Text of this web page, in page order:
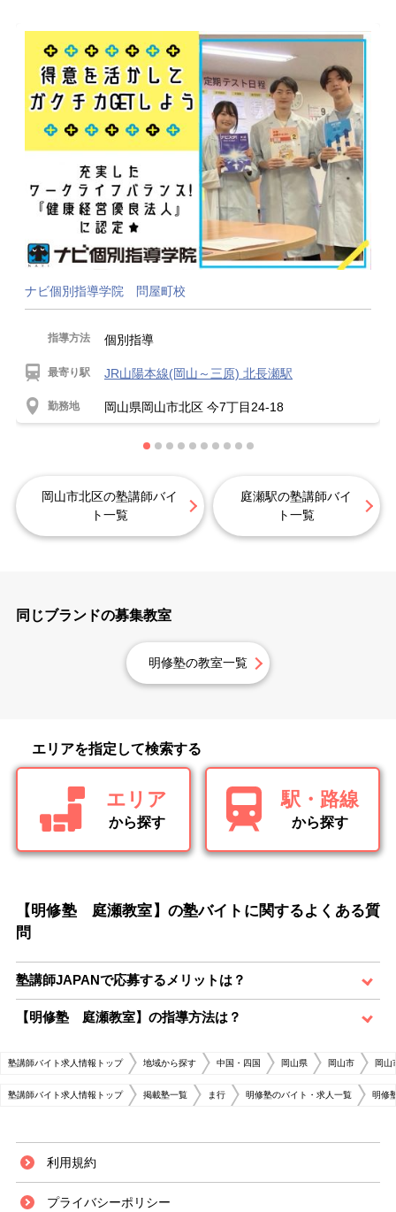
ナビ個別指導学院 問屋町校
指導方法 個別指導
最寄り駅 JR山陽本線(岡山～三原) 北長瀬駅
勤務地 岡山県岡山市北区 今7丁目24-18
岡山市北区の塾講師バイ
ト一覧
庭瀬駅の塾講師バイ
ト一覧
同じブランドの募集教室
明修塾の教室一覧
エリアを指定して検索する
エリア
から探す
駅・路線
から探す
【明修塾 庭瀬教室】の塾バイトに関するよくある質
問
塾講師JAPANで応募するメリットは？
【明修塾 庭瀬教室】の指導方法は？
塾講師バイト求人情報トップ 地域から探す 中国・四国 岡山県 岡山市 岡山
塾講師バイト求人情報トップ 掲載塾一覧 ま行 明修塾のバイト・求人一覧 明修
利用規約
プライバシーポリシー